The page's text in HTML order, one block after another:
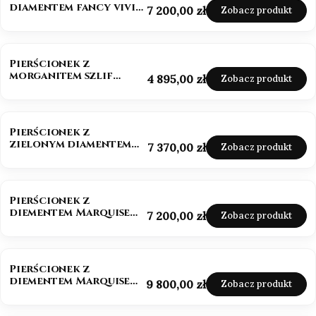
diamentem fancy vivid Cena
7 200,00 zł Zobacz produkt
Pierścionek z
morganitem szlif
Cena
4 895,00 zł Zobacz produkt
Pierścionek z
zielonym diamentem
Cena
7 370,00 zł Zobacz produkt
Pierścionek z
diementem Marquise
Cena
7 200,00 zł Zobacz produkt
Pierścionek z
diementem Marquise
Cena
9 800,00 zł Zobacz produkt